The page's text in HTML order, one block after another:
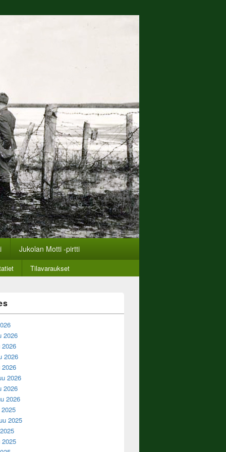
Jukolan Motti -pirtti
Tilavaraukset
2026
2026
2026
2026
2026
2026
2025